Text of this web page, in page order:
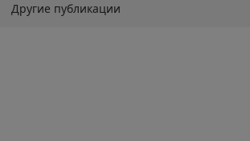
Другие публикации